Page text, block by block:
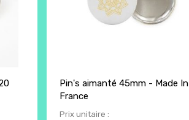
Pin's aimanté 45mm - Made In
France
Prix unitaire :